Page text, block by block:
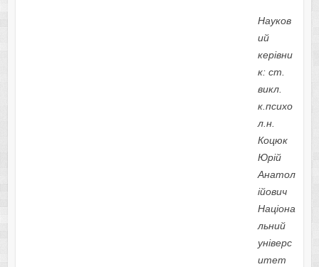
Науков
ий
керівни
к: ст.
викл.
к.психо
л.н.
Коцюк
Юрій
Анатол
ійович
Націона
льний
універс
итет